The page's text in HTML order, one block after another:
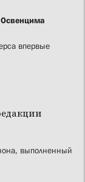
впервые
выполненный